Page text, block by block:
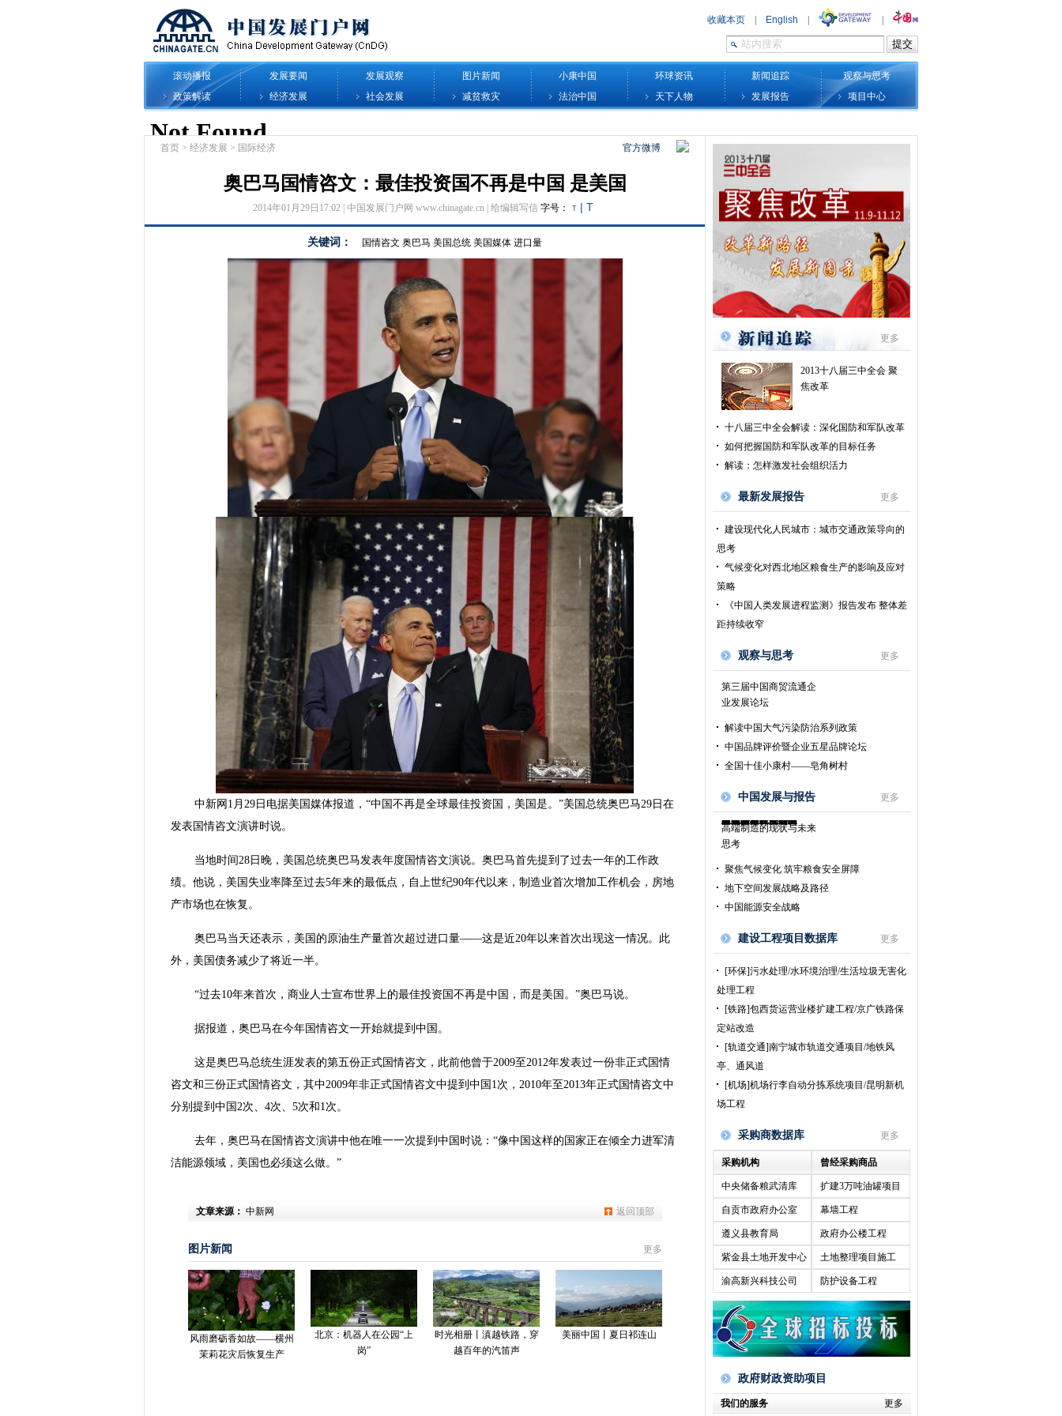
滚动播报 发展要闻 发展观察 图片新闻 小康中国 环球资讯 新闻追踪
观察与思考
政策解读
经济发展 社会发展 减贫救灾 法治中国 天下人物 发展报告 项目中心
官方微博
首页 > 经济发展 > 国际经济
奥巴马国情咨文：最佳投资国不再是中国 是美国
2014年01月29日17:02 | 中国发展门户网 www.chinagate.cn | 给编辑写信 字号： T | T
关键词： 国情咨文 奥巴马 美国总统 美国媒体 进口量
中新网1月29日电据美国媒体报道，“中国不再是全球最佳投资国，美国是。”美国总统奥巴马29日在
发表国情咨文演讲时说。
当地时间28日晚，美国总统奥巴马发表年度国情咨文演说。奥巴马首先提到了过去一年的工作政
绩。他说，美国失业率降至过去5年来的最低点，自上世纪90年代以来，制造业首次增加工作机会，房地
产市场也在恢复。
奥巴马当天还表示，美国的原油生产量首次超过进口量——这是近20年以来首次出现这一情况。此
外，美国债务减少了将近一半。
“过去10年来首次，商业人士宣布世界上的最佳投资国不再是中国，而是美国。”奥巴马说。
据报道，奥巴马在今年国情咨文一开始就提到中国。
这是奥巴马总统生涯发表的第五份正式国情咨文，此前他曾于2009至2012年发表过一份非正式国情
咨文和三份正式国情咨文，其中2009年非正式国情咨文中提到中国1次，2010年至2013年正式国情咨文中
分别提到中国2次、4次、5次和1次。
去年，奥巴马在国情咨文演讲中他在唯一一次提到中国时说：“像中国这样的国家正在倾全力进军清
洁能源领域，美国也必须这么做。”
返回顶部
文章来源： 中新网